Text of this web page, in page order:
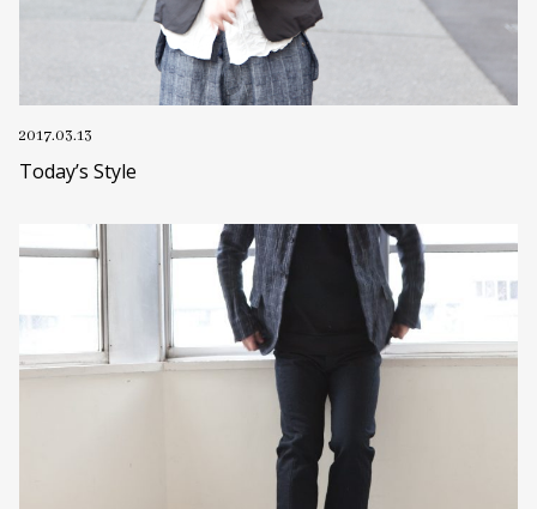
2017.03.13
Today’s Style